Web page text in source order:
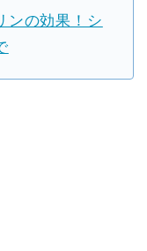
ンの効果！シ